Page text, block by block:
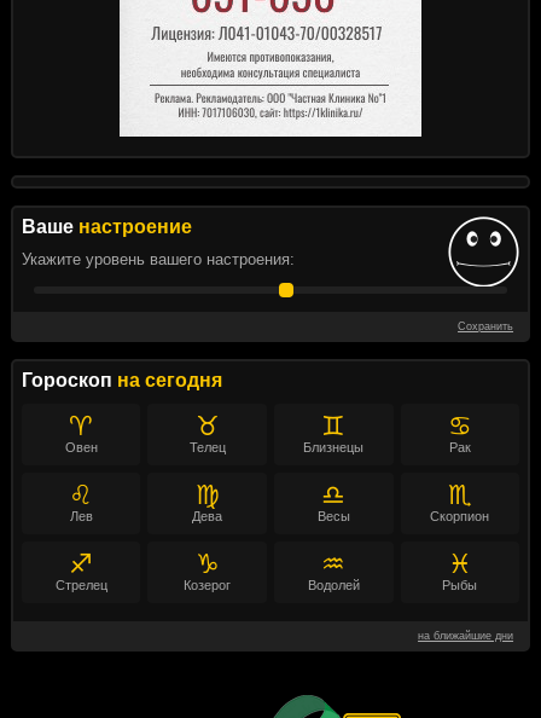
Ваше настроение
Укажите уровень вашего настроения:
Сохранить
Гороскоп на сегодня
♈
Овен
♉
Телец
♊
Близнецы
♋
Рак
♌
Лев
♍
Дева
♎
Весы
♏
Скорпион
♐
Стрелец
♑
Козерог
♒
Водолей
♓
Рыбы
на ближайшие дни